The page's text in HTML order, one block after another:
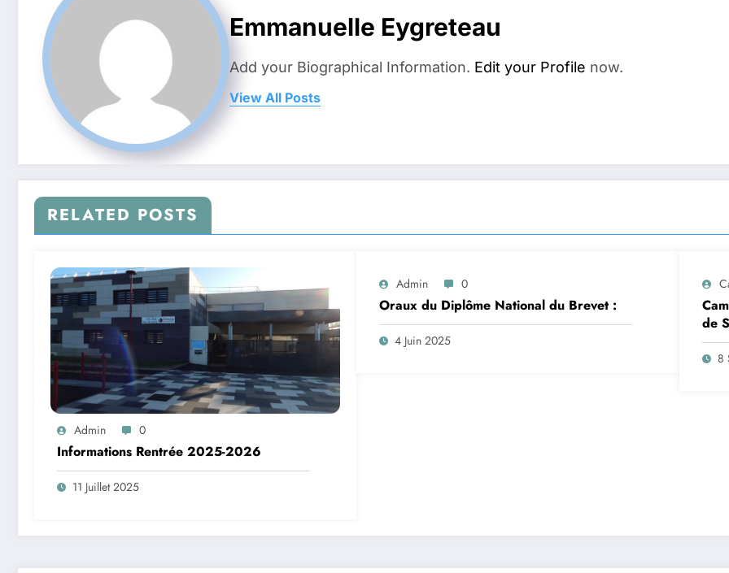
Emmanuelle Eygreteau
Add your Biographical Information. Edit your Profile now.
View All Posts
RELATED POSTS
Admin 0
Informations Rentrée 2025-2026
11 Juillet 2025
Admin 0
Oraux du Diplôme National du Brevet :
4 Juin 2025
de
8